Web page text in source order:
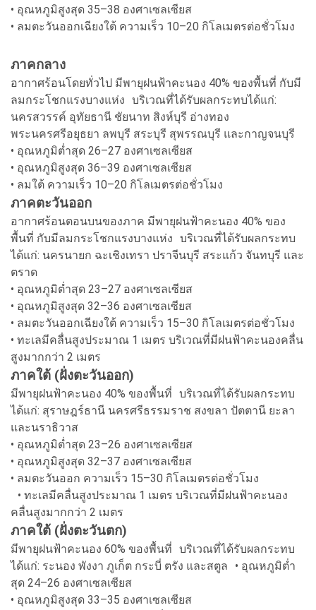
• อุณหภูมิสูงสุด 35–38 องศาเซลเซียส
• ลมตะวันออกเฉียงใต้ ความเร็ว 10–20 กิโลเมตรต่อชั่วโมง
ภาคกลาง
อากาศร้อนโดยทั่วไป มีพายุฝนฟ้าคะนอง 40% ของพื้นที่ กับมี
ลมกระโชกแรงบางแห่ง บริเวณที่ได้รับผลกระทบได้แก่:
นครสวรรค์ อุทัยธานี ชัยนาท สิงห์บุรี อ่างทอง
พระนครศรีอยุธยา ลพบุรี สระบุรี สุพรรณบุรี และกาญจนบุรี
• อุณหภูมิต่ำสุด 26–27 องศาเซลเซียส
• อุณหภูมิสูงสุด 36–39 องศาเซลเซียส
• ลมใต้ ความเร็ว 10–20 กิโลเมตรต่อชั่วโมง
ภาคตะวันออก
อากาศร้อนตอนบนของภาค มีพายุฝนฟ้าคะนอง 40% ของ
พื้นที่ กับมีลมกระโชกแรงบางแห่ง บริเวณที่ได้รับผลกระทบ
ได้แก่: นครนายก ฉะเชิงเทรา ปราจีนบุรี สระแก้ว จันทบุรี และ
ตราด
• อุณหภูมิต่ำสุด 23–27 องศาเซลเซียส
• อุณหภูมิสูงสุด 32–36 องศาเซลเซียส
• ลมตะวันออกเฉียงใต้ ความเร็ว 15–30 กิโลเมตรต่อชั่วโมง
• ทะเลมีคลื่นสูงประมาณ 1 เมตร บริเวณที่มีฝนฟ้าคะนองคลื่น
สูงมากกว่า 2 เมตร
ภาคใต้ (ฝั่งตะวันออก)
มีพายุฝนฟ้าคะนอง 40% ของพื้นที่ บริเวณที่ได้รับผลกระทบ
ได้แก่: สุราษฎร์ธานี นครศรีธรรมราช สงขลา ปัตตานี ยะลา
และนราธิวาส
• อุณหภูมิต่ำสุด 23–26 องศาเซลเซียส
• อุณหภูมิสูงสุด 32–37 องศาเซลเซียส
• ลมตะวันออก ความเร็ว 15–30 กิโลเมตรต่อชั่วโมง
• ทะเลมีคลื่นสูงประมาณ 1 เมตร บริเวณที่มีฝนฟ้าคะนอง
คลื่นสูงมากกว่า 2 เมตร
ภาคใต้ (ฝั่งตะวันตก)
มีพายุฝนฟ้าคะนอง 60% ของพื้นที่ บริเวณที่ได้รับผลกระทบ
ได้แก่: ระนอง พังงา ภูเก็ต กระบี่ ตรัง และสตูล • อุณหภูมิต่ำ
สุด 24–26 องศาเซลเซียส
• อุณหภูมิสูงสุด 33–35 องศาเซลเซียส